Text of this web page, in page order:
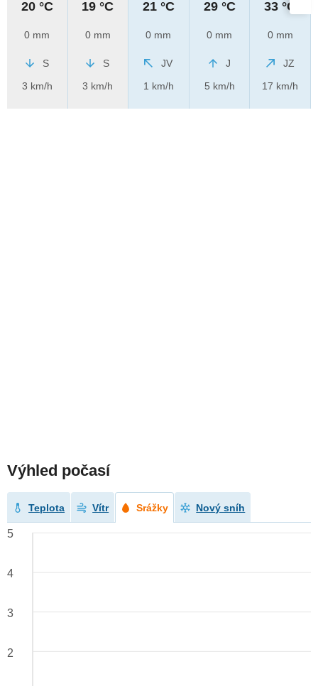
20 °C
0 mm
S
3 km/h
19 °C
0 mm
S
3 km/h
21 °C
0 mm
JV
1 km/h
29 °C
0 mm
J
5 km/h
33 °C
0 mm
JZ
17 km/h
Výhled počasí
Teplota Vítr Srážky Nový sníh
5
4
3
2